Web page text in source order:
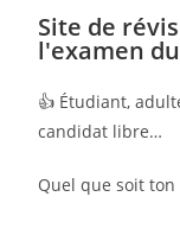
Site de
l'examen du
👍 Étudiant,
candidat libre…
Quel que soit